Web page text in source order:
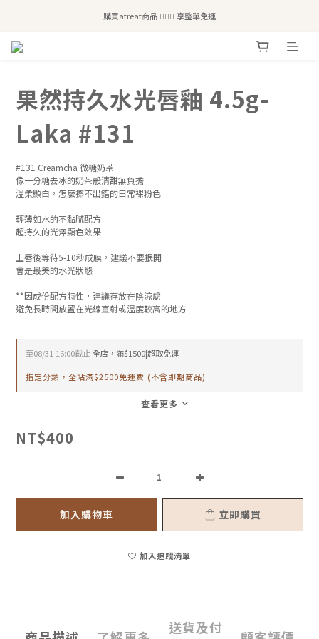
全站滿$2,500免運｜6/30前 含新品滿$1,300超取免運
購買atreat商品 💆🏻‍♀️ 享整單免運
果然持久水光唇釉 4.5g-
Laka #131
#131 Creamcha 微糖奶茶
像一分糖去冰的奶茶般清甜無負擔
溫柔顯白，怎麼擦不出錯的日常裸粉色
輕薄如水的不黏膩配方
超持久的光澤顯色效果
上唇後等待5-10秒成膜，建議不要抿開
會是最美的水光狀態
**因成份配方特性，建議存放在陰涼處
避免長時間放置在光線直射或溫度較高的地方
至08/31 16:00截止全店，滿$1500|超取免運
指定分類，全站滿$2500免運費 (不含即期商品)
查看更多
NT$400
加入購物車 立即購買
加入追蹤清單
送貨及付